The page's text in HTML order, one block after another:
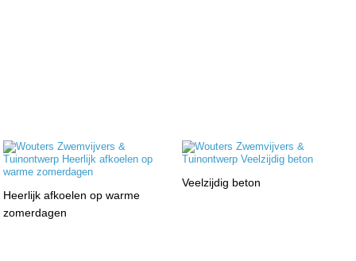
Heerlijk afkoelen op warme
zomerdagen
Veelzijdig beton